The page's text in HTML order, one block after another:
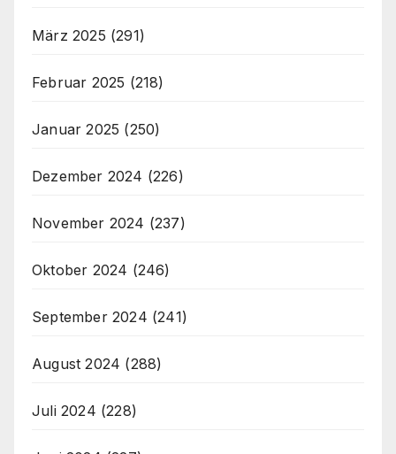
März 2025 (291)
Februar 2025 (218)
Januar 2025 (250)
Dezember 2024 (226)
November 2024 (237)
Oktober 2024 (246)
September 2024 (241)
August 2024 (288)
Juli 2024 (228)